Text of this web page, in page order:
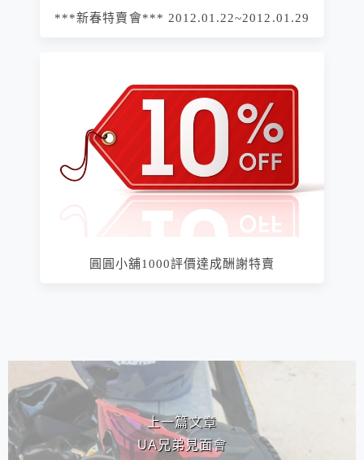
***新春特賣會*** 2012.01.22~2012.01.29
圓圓小舖1000評價達成酬謝特賣
相連文章
上一篇文章
UA兄弟見面會